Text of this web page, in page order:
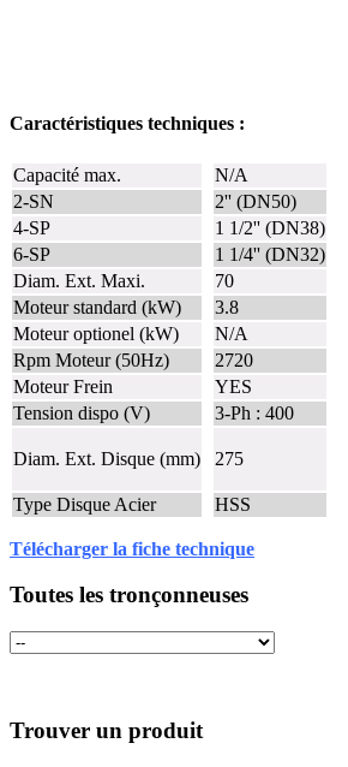
Caractéristiques techniques :
Capacité max. N/A
2-SN
2'' (DN50)
4-SP
1 1/2'' (DN38)
6-SP
1 1/4'' (DN32)
Diam. Ext. Maxi.
70
Moteur standard (kW)
3.8
Moteur optionel (kW)
N/A
Rpm Moteur (50Hz)
2720
Moteur Frein
YES
Tension dispo (V)
3-Ph : 400
Diam. Ext. Disque (mm) 275
Type Disque Acier HSS
Télécharger la fiche technique
Toutes les tronçonneuses
Trouver un produit